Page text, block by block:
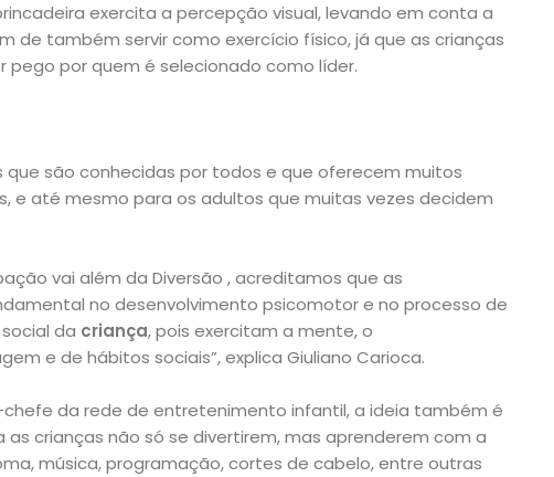
exercita a percepção visual, levando em conta a
de também servir como exercício físico, já que as crianças
pego por quem é selecionado como líder.
que são conhecidas por todos e que oferecem muitos
e até mesmo para os adultos que muitas vezes decidem
vai além da Diversão , acreditamos que as
no desenvolvimento psicomotor e no processo de
da criança, pois exercitam a mente, o
e de hábitos sociais”, explica Giuliano Carioca.
da rede de entretenimento infantil, a ideia também é
crianças não só se divertirem, mas aprenderem com a
música, programação, cortes de cabelo, entre outras